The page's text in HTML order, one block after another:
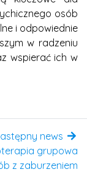
osób
i odpowiednie
w radzeniu
wspierać ich w
news
grupowa
z zaburzeniem